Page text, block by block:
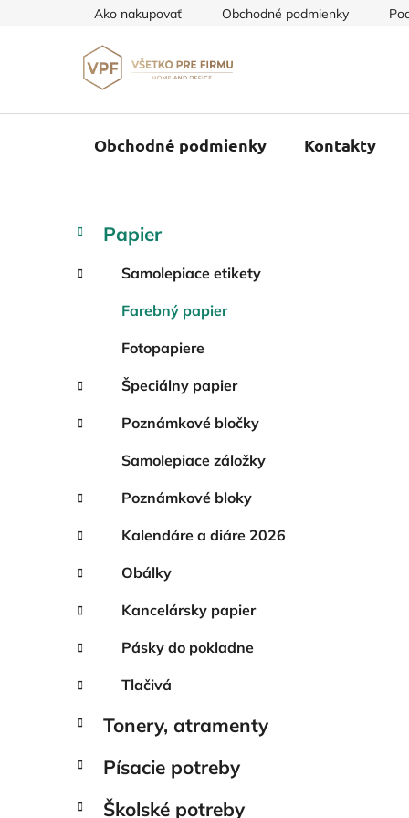
Ako nakupovať Obchodné podmienky
Obchodné podmienky Kontakty
B
č
n
e
l
kategórie
K
a
e
e
Papier
Samolepiace etikety
Farebný papier
Fotopapiere
Špeciálny papier
Poznámkové bločky
Samolepiace záložky
Poznámkové bloky
Kalendáre a diáre 2026
Obálky
Kancelársky papier
Pásky do pokladne
Tlačivá
Tonery, atramenty
Písacie potreby
Školské potreby